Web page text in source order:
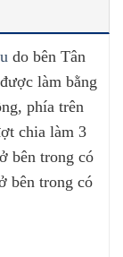
do bên Tân
làm bằng
phía trên
chia làm 3
bên trong có
bên trong có